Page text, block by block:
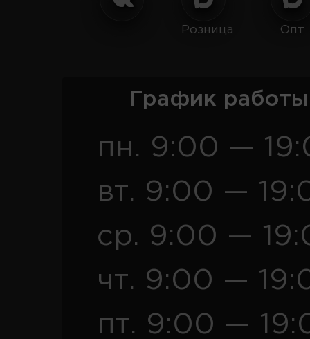
Розница Опт
График
пн. 9:00 —
вт. 9:00 —
ср. 9:00 —
чт. 9:00 —
пт. 9:00 —